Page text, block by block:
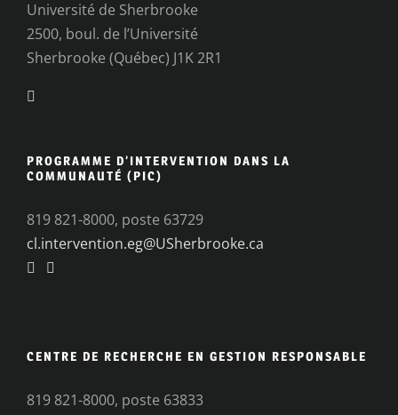
Université de Sherbrooke
2500, boul. de l’Université
Sherbrooke (Québec) J1K 2R1
PROGRAMME D’INTERVENTION DANS LA
COMMUNAUTÉ (PIC)
819 821-8000, poste 63729
cl.intervention.eg@USherbrooke.ca
CENTRE DE RECHERCHE EN GESTION RESPONSABLE
819 821-8000, poste 63833